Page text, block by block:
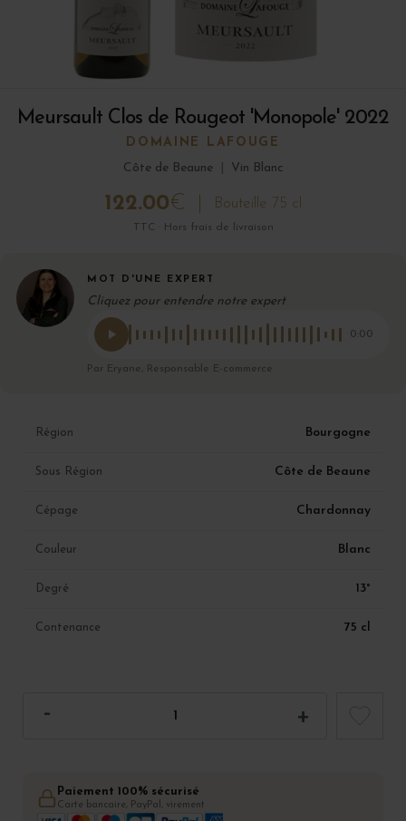
Meursault Clos de Rougeot 'Monopole' 2022
DOMAINE LAFOUGE
Côte de Beaune
Vin Blanc
122.00€ Bouteille 75 cl
TTC · Hors frais de livraison
MOT D'UNE EXPERT
Cliquez pour entendre notre expert
0:00
Par Eryane, Responsable E-commerce
Région Bourgogne
Sous Région Côte de Beaune
Cépage Chardonnay
Couleur Blanc
Degré 13°
Contenance 75 cl
Paiement 100% sécurisé
Carte bancaire, PayPal, virement